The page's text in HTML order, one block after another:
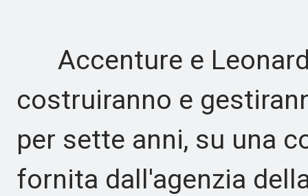
Accenture e
costruiranno e
per sette anni, su una
fornita dall'agenzia